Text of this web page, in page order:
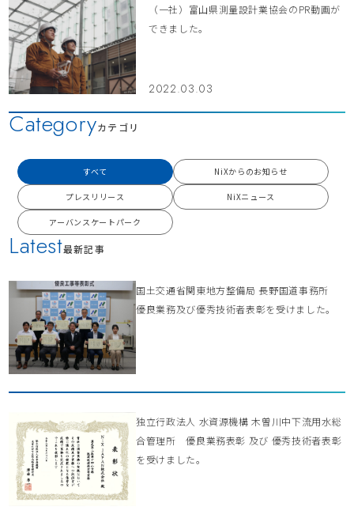
（一社）富山県測量設計業協会のPR動画が
できました。
2022.03.03
Latest最新記事
国土交通省関東地方整備局 長野国道事務所
優良業務及び優秀技術者表彰を受けました。
独立行政法人 水資源機構 木曽川中下流用水総
合管理所 優良業務表彰 及び 優秀技術者表彰
を受けました。
Categoryカテゴリ
すべて NiXからのお知らせ
プレスリリース NiXニュース
アーバンスケートパーク